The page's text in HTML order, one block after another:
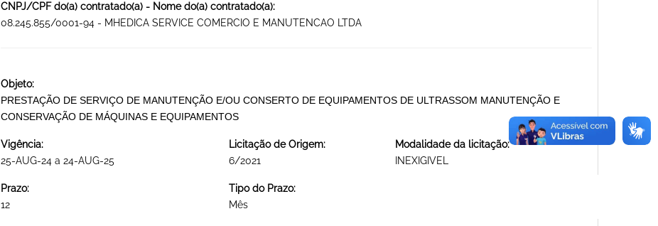
CNPJ/CPF do(a) contratado(a) - Nome do(a) contratado(a):
08.245.855/0001-94 - MHEDICA SERVICE COMERCIO E MANUTENCAO LTDA
Objeto:
PRESTAÇÃO DE SERVIÇO DE MANUTENÇÃO E/OU CONSERTO DE EQUIPAMENTOS DE ULTRASSOM MANUTENÇÃO E
CONSERVAÇÃO DE MÁQUINAS E EQUIPAMENTOS
Vigência:
25-AUG-24 a 24-AUG-25
Licitação de Origem:
6/2021
Modalidade da licitação:
INEXIGIVEL
Prazo:
12
Tipo do Prazo:
Mês